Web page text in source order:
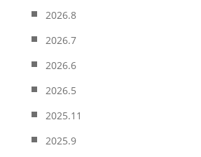
2026.8
2026.7
2026.6
2026.5
2025.11
2025.9